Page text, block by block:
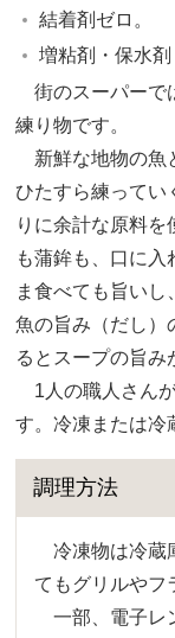
結着剤ゼロ。
増粘剤・保水剤
街のスーパーで
練り物です。
新鮮な地物の魚
ひたすら練ってい
りに余計な原料
も蒲鉾も、口に入
ま食べても旨いし
魚の旨み（だし）
るとスープの旨み
1人の職人さん
す。冷凍または冷
調理方法
冷凍物は冷蔵
てもグリルやフ
一部、電子レ